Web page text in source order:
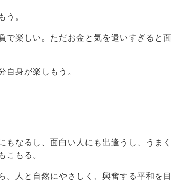
う。
で楽しい。ただお金と気を遣いすぎると
自身が楽しもう。
もなるし、面白い人にも出逢うし、うま
こもる。
。人と自然にやさしく、興奮する平和を